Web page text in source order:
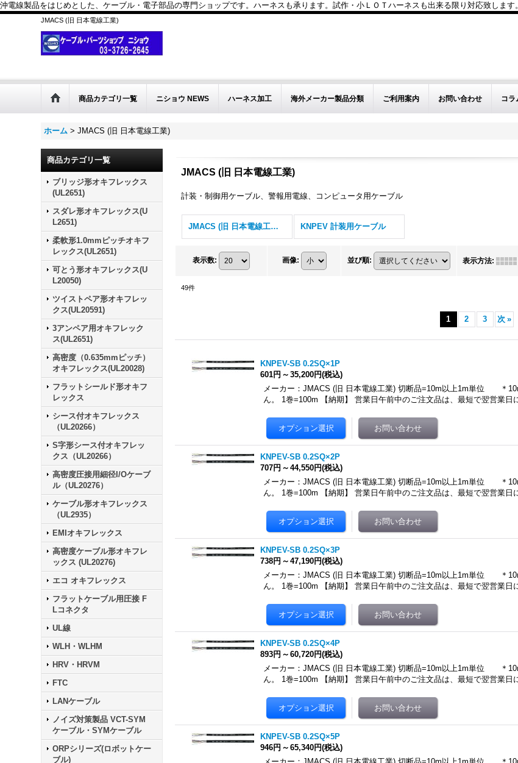
沖電線製品をはじめとした、ケーブル・電子部品の専門ショップです。ハーネスも承ります。試作・小ＬＯＴハーネスも出来る限り対応致します
JMACS (旧 日本電線工業)
商品カテゴリ一覧 ニショウ NEWS ハーネス加工 海外メーカー製品分類 ご利用案内 お問い合わせ コラ
ホーム > JMACS (旧 日本電線工業)
商品カテゴリ一覧
ブリッジ形オキフレックス
(UL2651)
スダレ形オキフレックス(U
L2651)
柔軟形1.0mmピッチオキフ
レックス(UL2651)
可とう形オキフレックス(U
L20050)
ツイストペア形オキフレッ
クス(UL20591)
3アンペア用オキフレック
ス(UL2651)
高密度（0.635mmピッチ）
オキフレックス(UL20028)
フラットシールド形オキフ
レックス
シース付オキフレックス
（UL20266）
S字形シース付オキフレッ
クス（UL20266）
高密度圧接用細径I/Oケーブ
ル（UL20276）
ケーブル形オキフレックス
（UL2935）
EMIオキフレックス
高密度ケーブル形オキフレ
ックス (UL20276)
エコ オキフレックス
フラットケーブル用圧接 F
Lコネクタ
UL線
WLH・WLHM
HRV・HRVM
FTC
LANケーブル
ノイズ対策製品 VCT-SYM
ケーブル・SYMケーブル
ORPシリーズ(ロボットケー
ブル)
JMACS (旧 日本電線工業)
計装・制御用ケーブル、警報用電線、コンピュータ用ケーブル
JMACS (旧 日本電線工業) (全商品) KNPEV 計装用ケーブル
表示数: 画像: 並び順: 表示方法:
49件
1 2 3 次 »
KNPEV-SB 0.2SQ×1P
601円 ～ 35,200円(税込)
メーカー：JMACS (旧 日本電線工業) 切断品=10m以上1m単位 ＊
ん。 1巻=100m 【納期】 営業日午前中のご注文品は、最短で翌営業
KNPEV-SB 0.2SQ×2P
707円 ～ 44,550円(税込)
メーカー：JMACS (旧 日本電線工業) 切断品=10m以上1m単位 ＊
ん。 1巻=100m 【納期】 営業日午前中のご注文品は、最短で翌営業
KNPEV-SB 0.2SQ×3P
738円 ～ 47,190円(税込)
メーカー：JMACS (旧 日本電線工業) 切断品=10m以上1m単位 ＊
ん。 1巻=100m 【納期】 営業日午前中のご注文品は、最短で翌営業
KNPEV-SB 0.2SQ×4P
893円 ～ 60,720円(税込)
メーカー：JMACS (旧 日本電線工業) 切断品=10m以上1m単位 ＊
ん。 1巻=100m 【納期】 営業日午前中のご注文品は、最短で翌営業
KNPEV-SB 0.2SQ×5P
946円 ～ 65,340円(税込)